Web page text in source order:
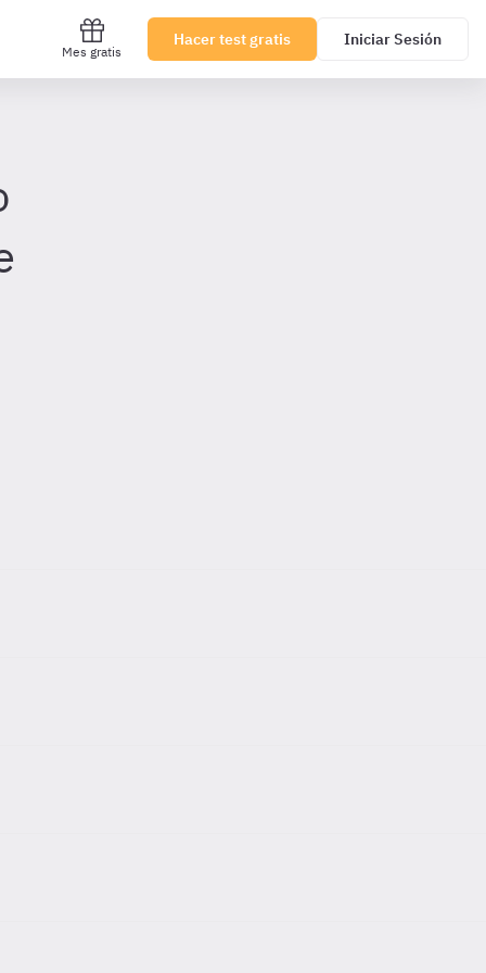
Mes gratis
Hacer test gratis Iniciar Sesión